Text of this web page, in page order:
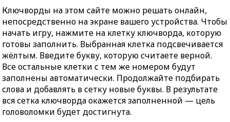
Ключворды на этом сайте можно решать онлайн,
непосредственно на экране вашего устройства. Чтобы
начать игру, нажмите на клетку ключворда, которую
готовы заполнить. Выбранная клетка подсвечивается
жёлтым. Введите букву, которую считаете верной.
Все остальные клетки с тем же номером будут
заполнены автоматически. Продолжайте подбирать
слова и добавлять в сетку новые буквы. В результате
вся сетка ключворда окажется заполненной — цель
головоломки будет достигнута.